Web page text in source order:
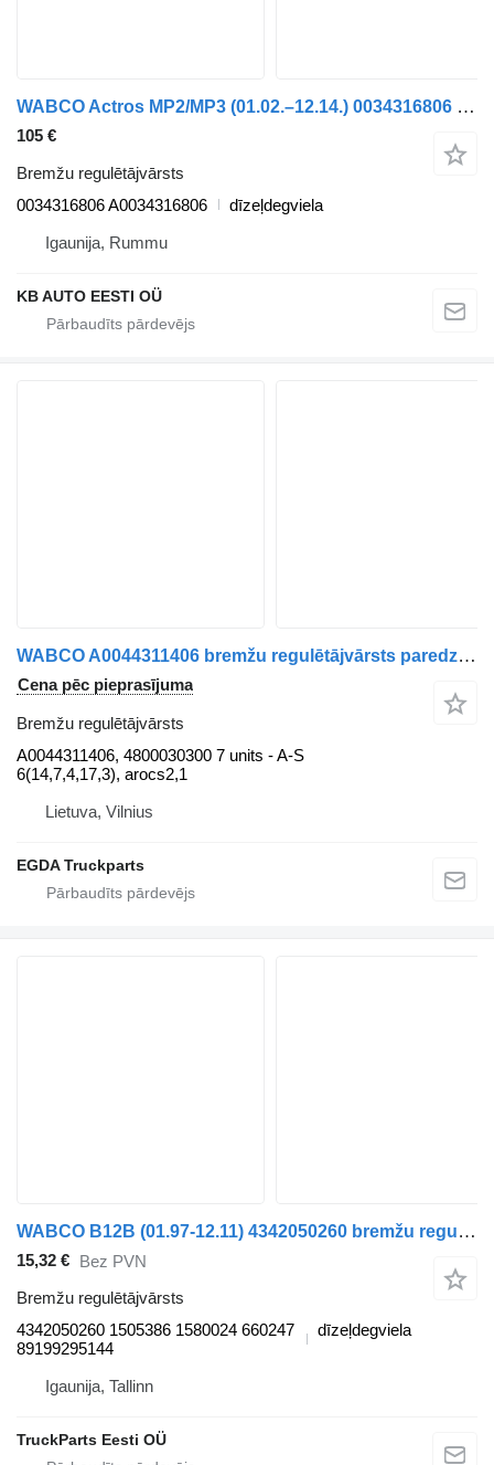
WABCO Actros MP2/MP3 (01.02.–12.14.) 0034316806 bremžu regulētājvārsts paredzēts Mercedes-Benz Actros, Axor MP1, MP2, MP3 (1996-2014) kravas automašīnas
105 €
Bremžu regulētājvārsts
0034316806 A0034316806
dīzeļdegviela
Igaunija, Rummu
KB AUTO EESTI OÜ
WABCO A0044311406 bremžu regulētājvārsts paredzēts Mercedes-Benz vilcēja
Cena pēc pieprasījuma
Bremžu regulētājvārsts
A0044311406, 4800030300 7 units - A-S
6(14,7,4,17,3), arocs2,1
Lietuva, Vilnius
EGDA Truckparts
WABCO B12B (01.97-12.11) 4342050260 bremžu regulētājvārsts paredzēts Volvo B6, B7, B9, B10, B12 bus (1978-2011) autobusa
15,32 € Bez PVN
Bremžu regulētājvārsts
4342050260 1505386 1580024 660247
89199295144
dīzeļdegviela
Igaunija, Tallinn
TruckParts Eesti OÜ